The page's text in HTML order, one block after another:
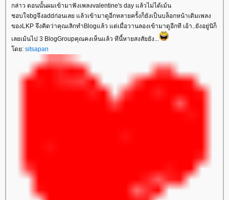
กล่าว ตอนนั้นผมเข้ามาฟังเพลงvalentine's day แล้วไม่ได้เม้น
ชอบใจbgจึงaddก่อนเลย แล้วเข้ามาดูอีกหลายครั้งก็ยังเป็นบล็อกหน้าเดิมเพลง
ของLKP จึงคิดว่าคุณเลิกทำBlogแล้ว แต่เมื่อวานลองเข้ามาดูอีกที เอ้า..ยังอยู่นิก็
เลยเม้นไป 3 BlogGroupคุณคงเห็นแล้ว ทีนี้หายสงสัยยัง...
ดย: sitsapan